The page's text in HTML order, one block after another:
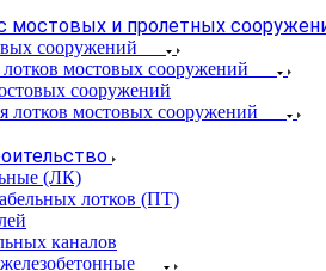
мостовых и пролетных
сооружений
мостовых сооружений
сооружений
лотков мостовых сооружений
(ЛК)
лотков (ПТ)
каналов